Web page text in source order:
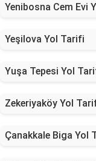
Yenibosna Cem Evi
Yeşilova Yol Tarifi
Yuşa Tepesi Yol
Zekeriyaköy Yol
Çanakkale Biga Yol